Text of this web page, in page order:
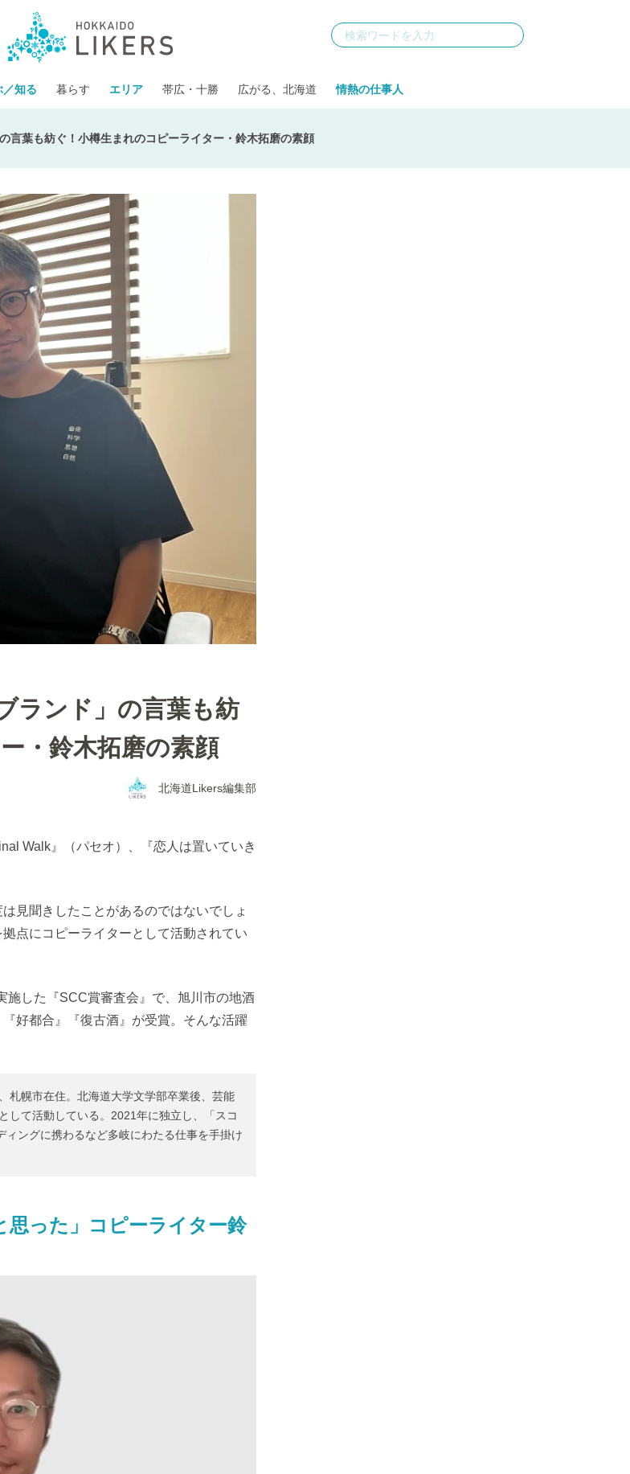
／知る 暮らす エリア 帯広・十勝 広がる、北海道 情熱の仕事人
言葉も紡ぐ！小樽生まれのコピーライター・鈴木拓磨の素顔
ランド」の言葉も紡
・鈴木拓磨の素顔
北海道Likers編集部
Walk』（パセオ）、『恋人は置いていき
見聞きしたことがあるのではないでしょ
点にコピーライターとして活動されてい
施した『SCC賞審査会』で、旭川市の地酒
好都合』『復古酒』が受賞。そんな活躍
札幌市在住。北海道大学文学部卒業後、芸能
して活動している。2021年に独立し、「スコ
ングに携わるなど多岐にわたる仕事を手掛け
思った」コピーライター鈴